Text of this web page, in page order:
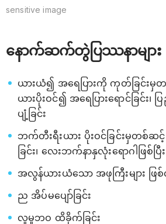
sensitive image
နောက်ဆက်တွဲပြဿနာများ
ယားယံ၍ အရေပြားကို ကုတ်ခြင်း
ယားပိုးဝင်၍ အရေပြားရောင်ခြင်း၊
ပျံ့ခြင်း
ဘက်တီးရီးယား ပိုးဝင်ခြင်းမှတစ်ဆ
ခြင်း၊ လေးဘက်နာနှလုံးရောဂါဖြစ်ပ
အလွန်ယားယံသော အဖုကြီးများ ဖြစ်
ည အိပ်မပျော်ခြင်း
လူမှုဘဝ ထိခိုက်ခြင်း